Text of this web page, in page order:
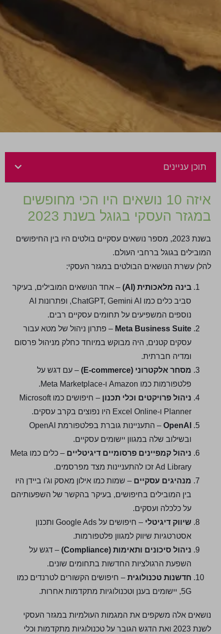
תוכן עניינים
איזה 10 נושאים היו הכי מחופשים
במגזר העסקי בגוגל בשנת 2023
בשנת 2023, מספר נושאים עסקיים בולטים היו בין החיפושים
המובילים בגוגל ברחבי העולם.
להלן עשרת הנושאים הבולטים במגזר העסקי:
בינה מלאכותית (AI)
– אחד הנושאים המובילים, בעיקר
סביב כלים כמו ChatGPT, Gemini AI, ופתרונות AI
נוספים המשפיעים על תחומים עסקיים רבים.
Meta Business Suite – פתרון ניהול של מטא עבור
עסקים קטנים, היה מבוקש במיוחד כחלק מניהול פרסום
ומדיה חברתית.
מסחר אלקטרוני (E-commerce)
– עם דגש על
פלטפורמות כמו Amazon ו-Meta Marketplace.
ניהול פרויקטים וכלי תכנון
– חיפושים כמו Microsoft
Planner ו-Excel Online היו נפוצים בקרב עסקים.
OpenAI
– התעניינות גוברת בפלטפורמת OpenAI
ובשילוב שלה במגוון יישומים עסקיים.
ניהול קמפיינים פרסומיים דיגיטליים
– כלים כמו Meta
Ad Library זכו להתעניינות מצד מפרסמים.
מנהיגים עסקיים – שמות כמו אילון מאסק וג'ו ביידן היו
בין המובילים בחיפושים, בעיקר בהקשר של השפעותיהם
על כלכלה ועסקים.
שיווק דיגיטלי
– חיפושים על Google Ads ותכנון
אסטרטגיות שיווק למגוון פלטפורמות.
ניהול סיכונים ותאימות (Compliance)
– דגש על
השפעת הרגולציות החדשות בתחומים שונים.
חדשנות טכנולוגית – חיפושים הקשורים לטרנדים כמו
5G, יישומים בענן וטכנולוגיות מתקדמות אחרות.
נושאים אלה משקפים את המגמות העולמיות במגזר העסקי
לשנת 2023 ואת הדגש הגובר על טכנולוגיות מתקדמות וכלי